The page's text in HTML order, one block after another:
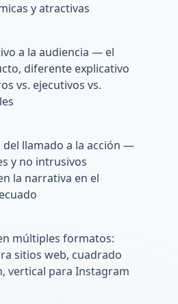
y atractivas
a la audiencia — el
diferente explicativo
vs. ejecutivos vs.
llamado a la acción —
y no intrusivos
la narrativa en el
múltiples formatos:
sitios web, cuadrado
vertical para Instagram